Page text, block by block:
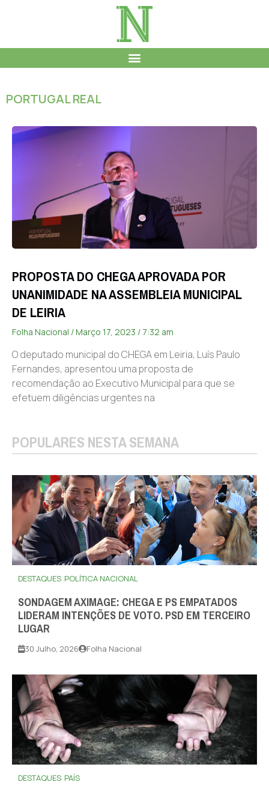
PORTUGAL REAL
PROPOSTA DO CHEGA APROVADA POR
UNANIMIDADE NA ASSEMBLEIA MUNICIPAL
DE LEIRIA
Folha Nacional Março 17, 2023 7:32 am
O deputado municipal do CHEGA em Leiria, Luís Paulo
Fernandes, apresentou uma proposta de
recomendação ao Executivo Municipal para que se
efetuem diligências urgentes na
POPULARES NESTA SEMANA
DESTAQUES POLÍTICA NACIONAL
SONDAGEM AXIMAGE: CHEGA E PS EMPATADOS
LIDERAM INTENÇÕES DE VOTO. PSD EM TERCEIRO
LUGAR
30 Julho, 2026 Folha Nacional
DESTAQUES PAÍS